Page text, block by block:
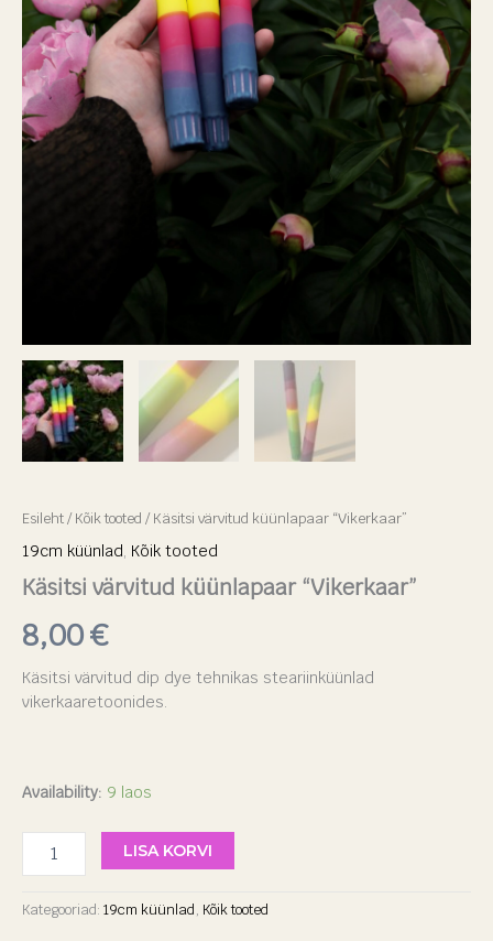
Esileht/Kõik tooted / Käsitsi värvitud küünlapaar “Vikerkaar”
19cm küünlad, Kõik tooted
Käsitsi värvitud küünlapaar “Vikerkaar”
8,00€
Käsitsi värvitud dip dye tehnikas steariinküünlad
vikerkaaretoonides.
Availability: 9 laos
LISA KORVI
Kategooriad: 19cm küünlad, Kõik tooted